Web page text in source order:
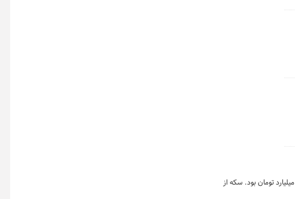
بازار گواهی سپرده در هفته منتهی به ١١ شهریور شاهد دست به دست شدن ١٢ میلیون و ٧٧٣ هزار ورقه بهادار مبتنی بر کالا به ارزش بیش از ٣٢١ میلیارد تومان بود. سکه از